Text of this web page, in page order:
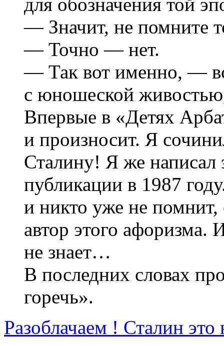
— Значит, не помните
— Точно — нет.
— Так вот именно, —
с юношеской
Впервые в «Детях
и произносит. Я
Сталину! Я же написал
публикации в 1987
и никто уже не помнит,
автор этого
не знает…
В последних словах
горечь».
Разоблачаем ! Сталин